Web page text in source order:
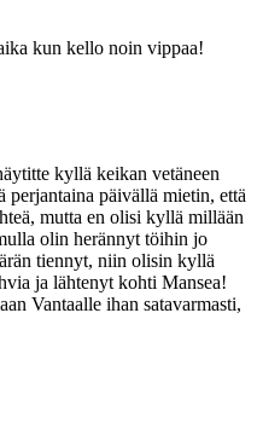
kun kello noin vippaa!
kyllä keikan vetäneen
päivällä mietin, että
mutta en olisi kyllä millään
olin herännyt töihin jo
tiennyt, niin olisin kyllä
ja lähtenyt kohti Mansea!
Vantaalle ihan satavarmasti,